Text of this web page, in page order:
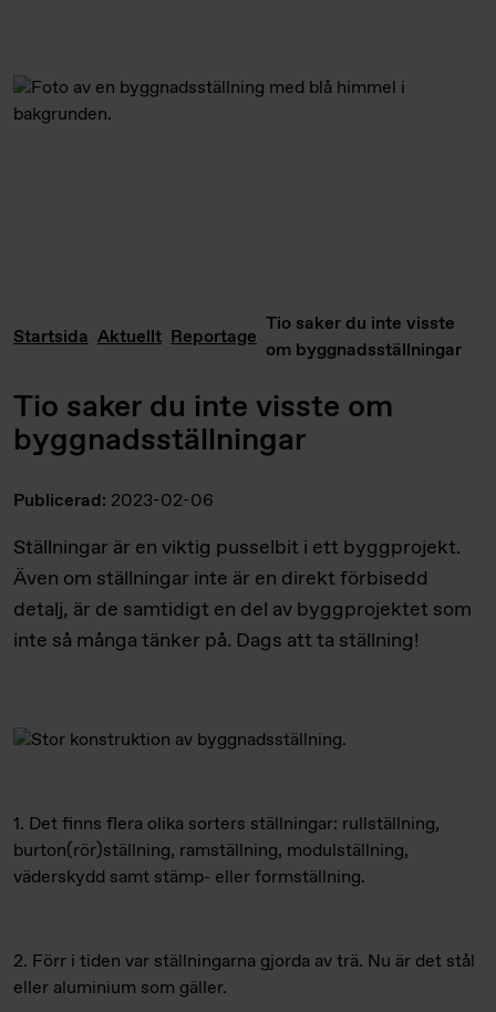
Startsida Aktuellt Reportage
Tio saker du inte visste
om byggnadsställningar
Tio saker du inte visste om
byggnadsställningar
Publicerad: 2023-02-06
Ställningar är en viktig pusselbit i ett byggprojekt.
Även om ställningar inte är en direkt förbisedd
detalj, är de samtidigt en del av byggprojektet som
inte så många tänker på. Dags att ta ställning!
1. Det finns flera olika sorters ställningar: rullställning,
burton(rör)ställning, ramställning, modulställning,
väderskydd samt stämp- eller formställning.
2. Förr i tiden var ställningarna gjorda av trä. Nu är det stål
eller aluminium som gäller.